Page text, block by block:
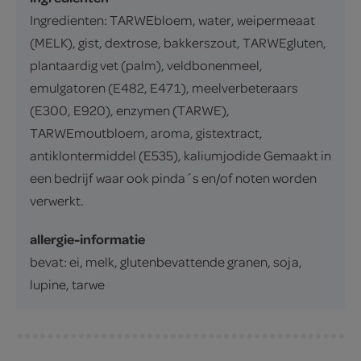
Ingredienten: TARWEbloem, water, weipermeaat
(MELK), gist, dextrose, bakkerszout, TARWEgluten,
plantaardig vet (palm), veldbonenmeel,
emulgatoren (E482, E471), meelverbeteraars
(E300, E920), enzymen (TARWE),
TARWEmoutbloem, aroma, gistextract,
antiklontermiddel (E535), kaliumjodide Gemaakt in
een bedrijf waar ook pinda´s en/of noten worden
verwerkt.
allergie-informatie
bevat: ei, melk, glutenbevattende granen, soja,
lupine, tarwe